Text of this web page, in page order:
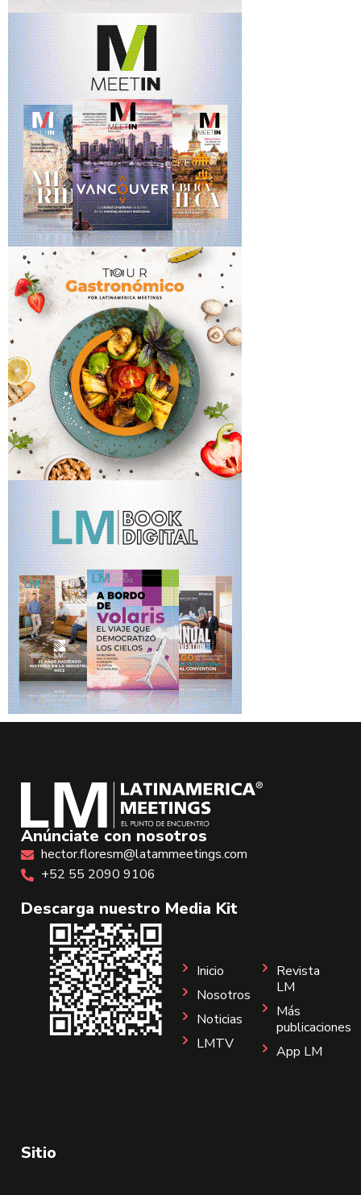
Anúnciate con nosotros
hector.floresm@latammeetings.com
+52 55 2090 9106
Descarga nuestro Media Kit
Sitio
Inicio
Nosotros
Noticias
LMTV
Revista
LM
Más
publicaciones
App LM